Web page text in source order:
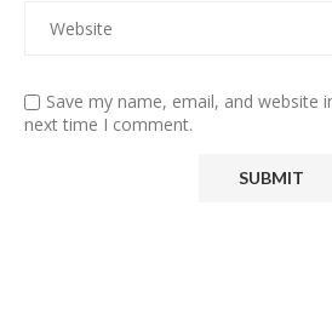
Save my name, email, and website
next time I comment.